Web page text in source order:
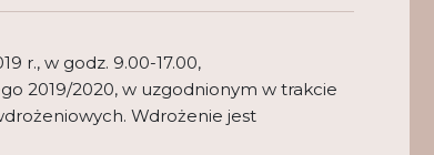
r., w godz. 9.00-17.00,
2019/2020, w uzgodnionym w trakcie
Wdrożenie jest